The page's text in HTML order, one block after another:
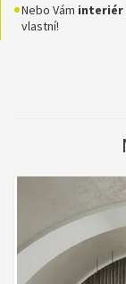
Nebo Vám interiér
vlastní!